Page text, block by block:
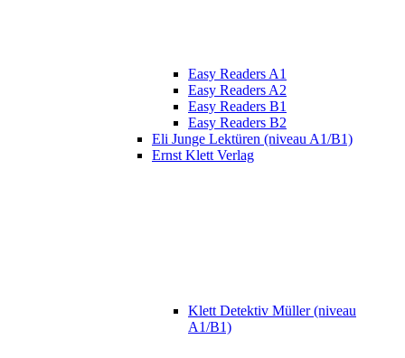
Easy Readers A1
Easy Readers A2
Easy Readers B1
Easy Readers B2
Eli Junge Lektüren (niveau A1/B1)
Ernst Klett Verlag
Klett Detektiv Müller (niveau
A1/B1)